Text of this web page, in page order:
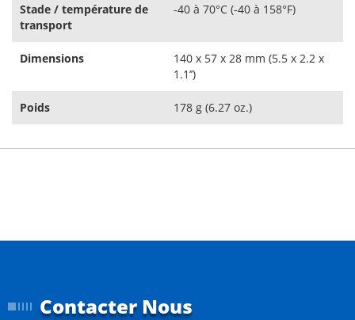
Stade / température de
transport
-40 à 70°C (-40 à 158°F)
Dimensions
140 x 57 x 28 mm (5.5 x 2.2 x
1.1’’)
Poids 178 g (6.27 oz.)
Contacter Nous